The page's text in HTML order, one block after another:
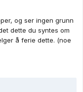
og ser ingen grunn
dette du syntes om
å ferie dette. (noe